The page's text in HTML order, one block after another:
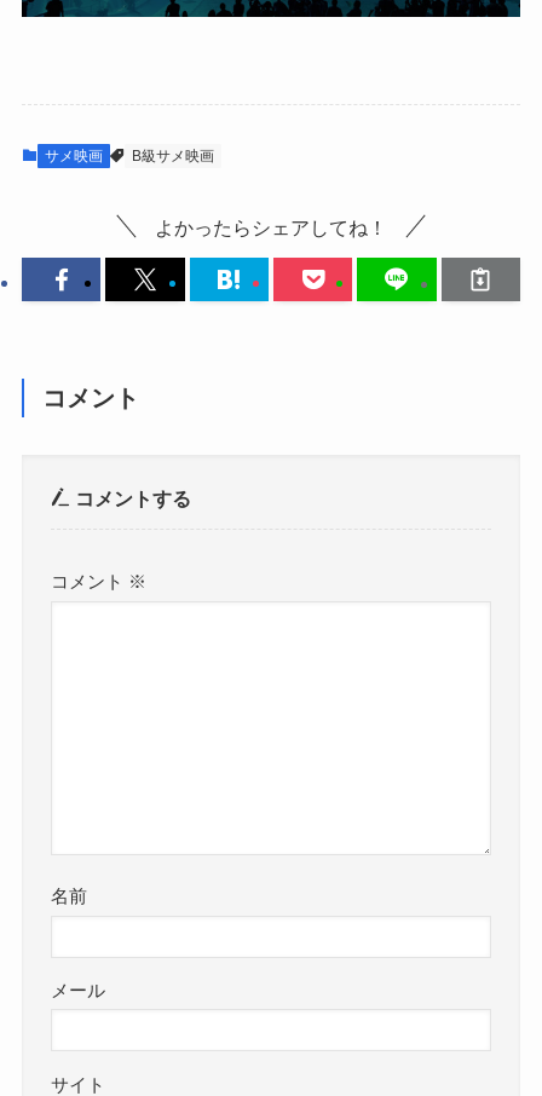
サメ映画 B級サメ映画
よかったらシェアしてね！
コメント
コメントする
コメント ※
名前
メール
サイト